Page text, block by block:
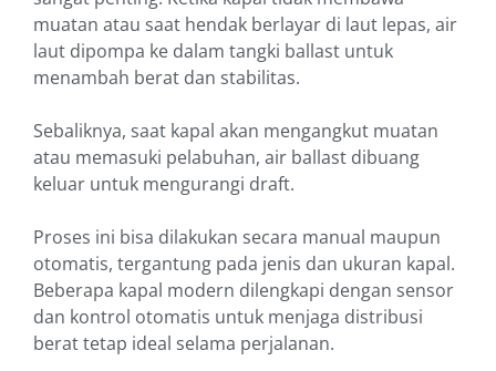
muatan atau saat hendak berlayar di laut lepas, air
laut dipompa ke dalam tangki ballast untuk
menambah berat dan stabilitas.
Sebaliknya, saat kapal akan mengangkut muatan
atau memasuki pelabuhan, air ballast dibuang
keluar untuk mengurangi draft.
Proses ini bisa dilakukan secara manual maupun
otomatis, tergantung pada jenis dan ukuran kapal.
Beberapa kapal modern dilengkapi dengan sensor
dan kontrol otomatis untuk menjaga distribusi
berat tetap ideal selama perjalanan.